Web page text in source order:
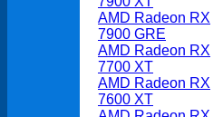
AMD Radeon RX
7900 GRE
AMD Radeon RX
7700 XT
AMD Radeon RX
7600 XT